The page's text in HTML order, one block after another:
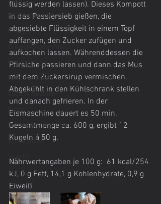
Pflanzenkunde
Rezepte
Wie geht Abnehmen?
Vegetarisch
Weihnachten
Vegane Rezepte
Suppe
Schule Kindergarten
Schokolade
Snacks
flüssig werden lassen). Dieses Kompott
in das Passiersieb gießen, die
abgesiebte Flüssigkeit in einem Topf
auffangen, den Zucker zufügen und
aufkochen lassen. Währenddessen die
Pfirsiche passieren und dann das Mus
mit dem Zuckersirup vermischen.
Abgekühlt in den Kühlschrank stellen
und danach gefrieren. In der
Eismaschine dauert es 50 min.
Gesamtmenge ca. 600 g, ergibt 12
Kugeln á 50 g.
Nährwertangaben je 100 g:  61 kcal/254
kJ, 0 g Fett, 14,1 g Kohlenhydrate, 0,9 g
Eiweiß